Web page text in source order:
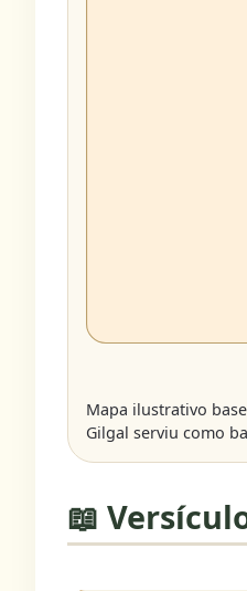
Mapa ilustrativo
Gilgal serviu como
📖